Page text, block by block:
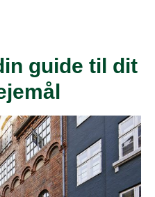
guide til dit